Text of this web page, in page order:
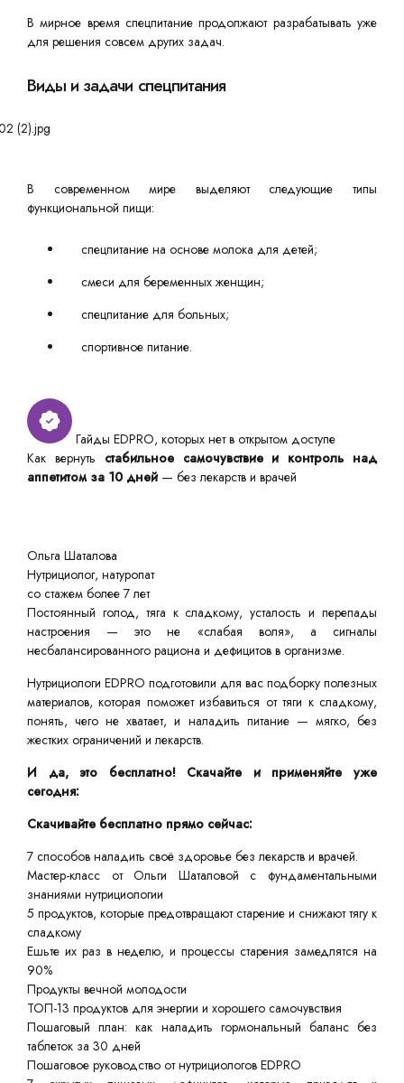
В мирное время спецпитание продолжают разрабатывать уже
для решения совсем других задач.
Виды и задачи спецпитания
В современном мире выделяют следующие типы
функциональной пищи:
спецпитание на основе молока для детей;
смеси для беременных женщин;
спецпитание для больных;
спортивное питание.
Гайды EDPRO, которых нет в открытом доступе
Как вернуть стабильное самочувствие и контроль над
аппетитом за 10 дней — без лекарств и врачей
Ольга Шаталова
Нутрициолог, натуропат
со стажем более 7 лет
Постоянный голод, тяга к сладкому, усталость и перепады
настроения — это не «слабая воля», а сигналы
несбалансированного рациона и дефицитов в организме.
Нутрициологи EDPRO подготовили для вас подборку полезных
материалов, которая поможет избавиться от тяги к сладкому,
понять, чего не хватает, и наладить питание — мягко, без
жестких ограничений и лекарств.
И да, это бесплатно! Скачайте и применяйте уже
сегодня:
Скачивайте бесплатно прямо сейчас:
7 способов наладить своё здоровье без лекарств и врачей.
Мастер-класс от Ольги Шаталовой с фундаментальными
знаниями нутрициологии
5 продуктов, которые предотвращают старение и снижают тягу к
сладкому
Ешьте их раз в неделю, и процессы старения замедлятся на
90%
Продукты вечной молодости
ТОП-13 продуктов для энергии и хорошего самочувствия
Пошаговый план: как наладить гормональный баланс без
таблеток за 30 дней
Пошаговое руководство от нутрициологов EDPRO